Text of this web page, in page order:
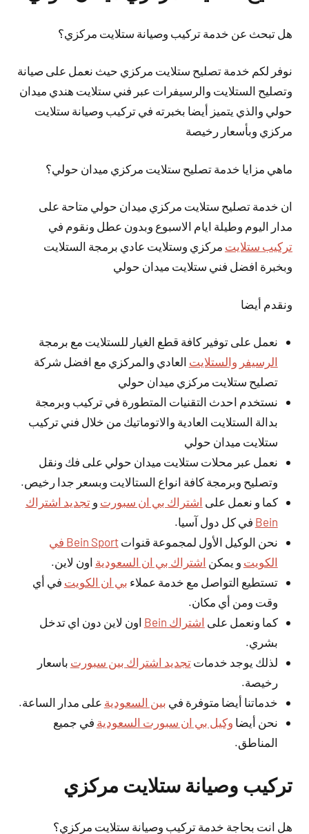
هل تبحث عن خدمة تركيب وصيانة ستلايت مركزي؟
نوفر لكم خدمة تصليح ستلايت مركزي حيث نعمل على صيانة
وتصليح الستلايت والرسيفرات عبر فني ستلايت هندي ميدان
حولي والذي يتميز أيضا بخبرته في تركيب وصيانة ستلايت
مركزي وبأسعار رخيصة
ماهي مزايا خدمة تصليح ستلايت مركزي ميدان حولي؟
ان خدمة تصليح ستلايت مركزي ميدان حولي متاحة على
مدار اليوم وطيلة ايام الاسبوع وبدون عطل ونقوم في
تركيب ستلايت مركزي وستلايت عادي برمجة الستلايت
وبخبرة افضل فني ستلايت ميدان حولي
ونقدم أيضا
نعمل على توفير كافة قطع الغيار للستلايت مع برمجة
الرسيفر والستلايت العادي والمركزي مع افضل شركة
تصليح ستلايت مركزي ميدان حولي
نستخدم احدث التقنيات المتطورة في تركيب وبرمجة
بدالة الستلايت العادية والاتوماتيك من خلال فني تركيب
ستلايت ميدان حولي
نعمل عبر محلات ستلايت ميدان حولي على فك ونقل
وتصليح وبرمجة كافة انواع الستالايت وبسعر جدا رخيص.
كما و نعمل على اشتراك بي ان سبورت وتجديد اشتراك
Bein في كل دول آسيا.
نحن الوكيل الأول لمجموعة قنوات
Bein Sport في
الكويت و يمكن اشتراك بي ان السعودية اون لاين.
تستطيع التواصل مع خدمة عملاء بي ان الكويت في أي
وقت ومن أي مكان.
كما ونعمل على اشتراك Bein
اون لاين دون اي تدخل
بشري.
لذلك يوجد خدماتتجديد اشتراك بين سبورت باسعار
رخيصة.
خدماتنا أيضا متوفرة في بين السعودية على مدار الساعة.
نحن أيضا وكيل بي ان سبورت السعودية في جميع
المناطق.
تركيب وصيانة ستلايت مركزي
هل انت بحاجة خدمة تركيب وصيانة ستلايت مركزي؟